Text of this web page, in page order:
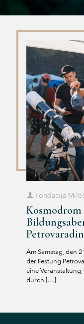
Fondacija
Kosmodrom
Petrovaradin
Am Samstag, den
der Festung
eine
durch […]